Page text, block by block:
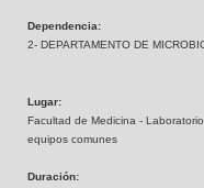
Dependencia:
2- DEPARTAMENTO DE
Lugar:
Facultad de Medicina - Laboratorio
equipos comunes
Duración: